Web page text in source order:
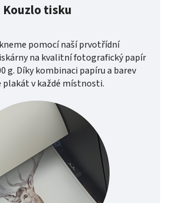
Kouzlo tisku
pomocí naší prvotřídní
na kvalitní fotografický papír
g. Díky kombinaci papíru a barev
plakát v každé místnosti.